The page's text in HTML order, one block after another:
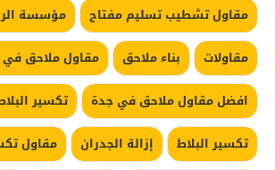
مقاول تشطيب تسليم مفتاح
مؤسسة
مقاولات
بناء ملاحق
مقاول ملاحق
افضل مقاول ملاحق في جدة
تكسير
تكسير البلاط
إزالة الجدران
مقاول